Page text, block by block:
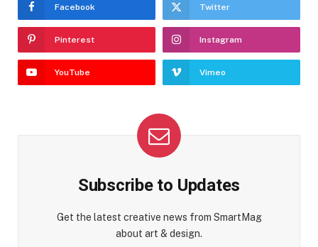
Facebook Twitter
Pinterest Instagram
YouTube Vimeo
Subscribe to Updates
Get the latest creative news from SmartMag
about art & design.